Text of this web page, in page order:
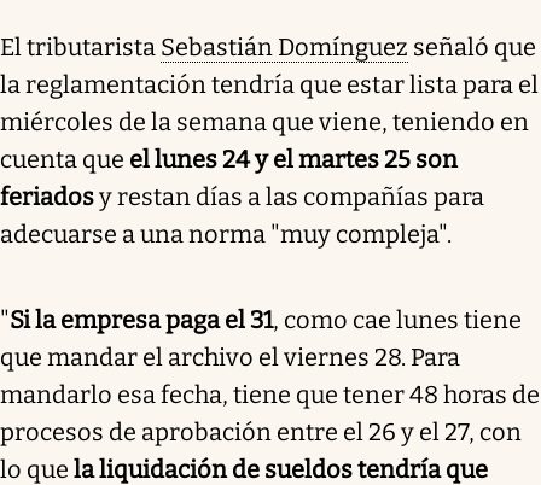
El tributarista Sebastián Domínguez señaló que
la reglamentación tendría que estar lista para el
miércoles de la semana que viene, teniendo en
cuenta que el lunes 24 y el martes 25 son
feriadosy restan días a las compañías para
adecuarse a una norma "muy compleja".
"Si la empresa paga el 31, como cae lunes tiene
que mandar el archivo el viernes 28. Para
mandarlo esa fecha, tiene que tener 48 horas de
procesos de aprobación entre el 26 y el 27, con
lo que la liquidación de sueldos tendría que